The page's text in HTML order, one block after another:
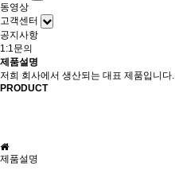
동영상
고객센터
공지사항
1:1문의
제품설명
저희 회사에서 생산되는 대표 제품입니다.
PRODUCT
제품설명